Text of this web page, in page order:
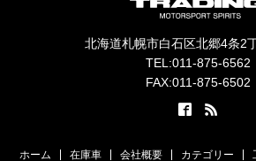
北海道札幌市白石区北郷4条2
TEL:011-875-6562
FAX:011-875-6502
ホーム 在庫車 会社概要 カテゴリー